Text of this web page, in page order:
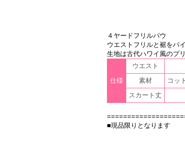
４ヤードフリルパウ
ウエストフリルと裾をパ
生地は古代ハワイ風のプ
仕様
ウエスト
素材
コッ
スカート丈
■現品限りとなります